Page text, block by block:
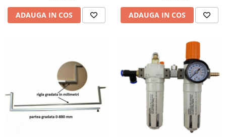
ADAUGA IN COS ADAUGA IN COS